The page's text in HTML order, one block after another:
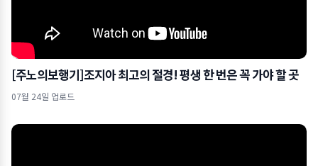
[주노의보행기]조지아 최고의 절경! 평생 한 번은 꼭 가야 할 곳
07월 24일 업로드